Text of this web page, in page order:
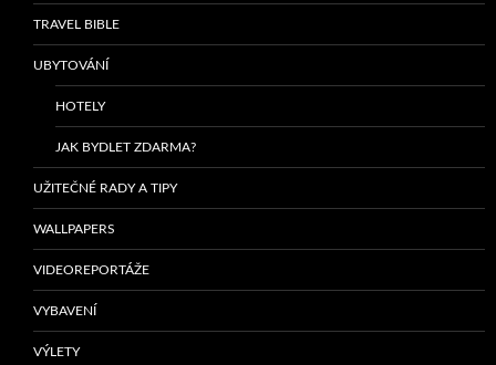
TRAVEL BIBLE
UBYTOVÁNÍ
HOTELY
JAK BYDLET ZDARMA?
UŽITEČNÉ RADY A TIPY
WALLPAPERS
VIDEOREPORTÁŽE
VYBAVENÍ
VÝLETY